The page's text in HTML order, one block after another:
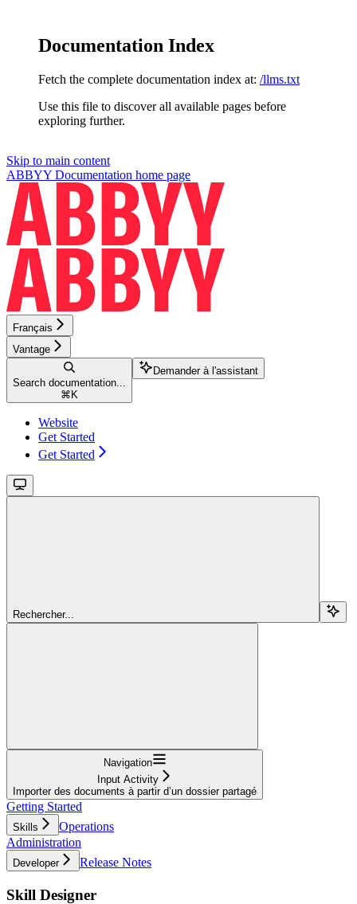
Documentation Index
Fetch the complete documentation index at: /llms.txt
Use this file to discover all available pages before
exploring further.
Skip to main content
ABBYY Documentation home page
Français
Vantage
Search documentation...
⌘ K
Demander à l'assistant
Website
Get Started
Get Started
Rechercher...
Navigation
Input Activity
Importer des documents à partir d’un dossier partagé
Getting Started
Skills
Operations
Administration
Developer Release Notes
Skill Designer